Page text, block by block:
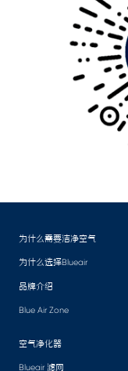
为什么需要洁净空气
为什么选择Blueair
品牌介绍
Blue Air Zone
空气净化器
Blueair 滤网